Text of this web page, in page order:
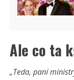
Ale co ta
„Teda, paní